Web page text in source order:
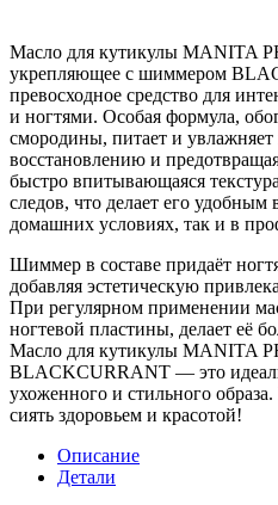
Масло для кутикулы MANITA
укрепляющее с шиммером
превосходное средство для
и ногтями. Особая формула,
смородины, питает и увлажняет
восстановлению и
быстро впитывающаяся
следов, что делает его удобным
домашних условиях, так и в
Шиммер в составе придаёт
добавляя эстетическую
При регулярном применении
ногтевой пластины, делает её
Масло для кутикулы MANITA
BLACKCURRANT — это
ухоженного и стильного
сиять здоровьем и красотой!
Описание
Детали